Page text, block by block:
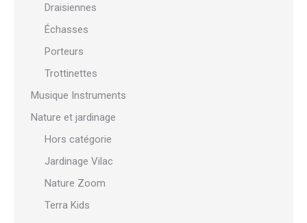
Draisiennes
Échasses
Porteurs
Trottinettes
Musique Instruments
Nature et jardinage
Hors catégorie
Jardinage Vilac
Nature Zoom
Terra Kids